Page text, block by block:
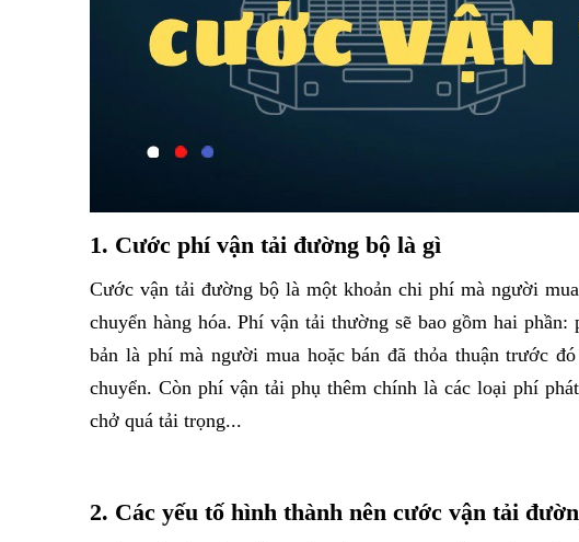
1. Cước phí vận tải đường bộ là gì
Cước vận tải đường bộ là một khoản chi phí mà người
chuyển hàng hóa. Phí vận tải thường sẽ bao gồm hai
bản là phí mà người mua hoặc bán đã thỏa thuận trước
chuyển. Còn phí vận tải phụ thêm chính là các loại phí
chở quá tải trọng...
2. Các yếu tố hình thành nên cước vận tải